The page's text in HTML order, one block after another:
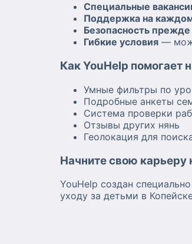
Специальные
Поддержка на
Безопасность прежде
Гибкие условия —
Как YouHelp помогает
Умные фильтры по
Подробные анкеты
Система проверки
Отзывы других нянь
Геолокация для
Начните свою карьеру
YouHelp создан
уходу за детьми в